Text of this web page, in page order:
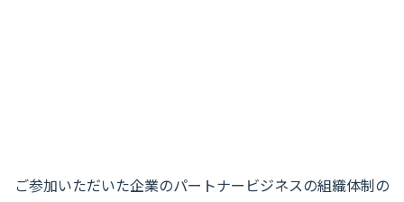
ご参加いただいた企業のパートナービジネスの組織体制の